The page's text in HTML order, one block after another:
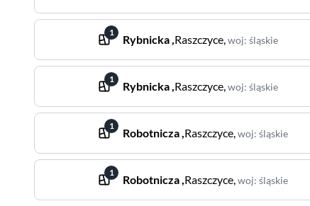
1
Rybnicka,Raszczyce,woj: śląskie
1
Rybnicka,Raszczyce,woj: śląskie
1
Robotnicza,Raszczyce,woj: śląskie
1
Robotnicza,Raszczyce,woj: śląskie